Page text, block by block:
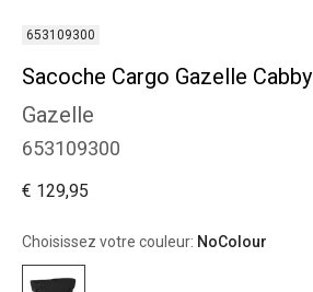
653109300
Sacoche Cargo Gazelle Cabby
Gazelle
653109300
€ 129,95
Choisissez votre couleur: NoColour